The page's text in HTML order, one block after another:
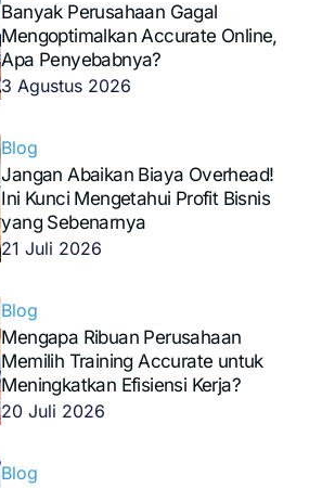
Banyak Perusahaan Gagal
Mengoptimalkan Accurate Online,
Apa Penyebabnya?
3 Agustus 2026
Blog
Jangan Abaikan Biaya Overhead!
Ini Kunci Mengetahui Profit Bisnis
yang Sebenarnya
21 Juli 2026
Blog
Mengapa Ribuan Perusahaan
Memilih Training Accurate untuk
Meningkatkan Efisiensi Kerja?
20 Juli 2026
Blog